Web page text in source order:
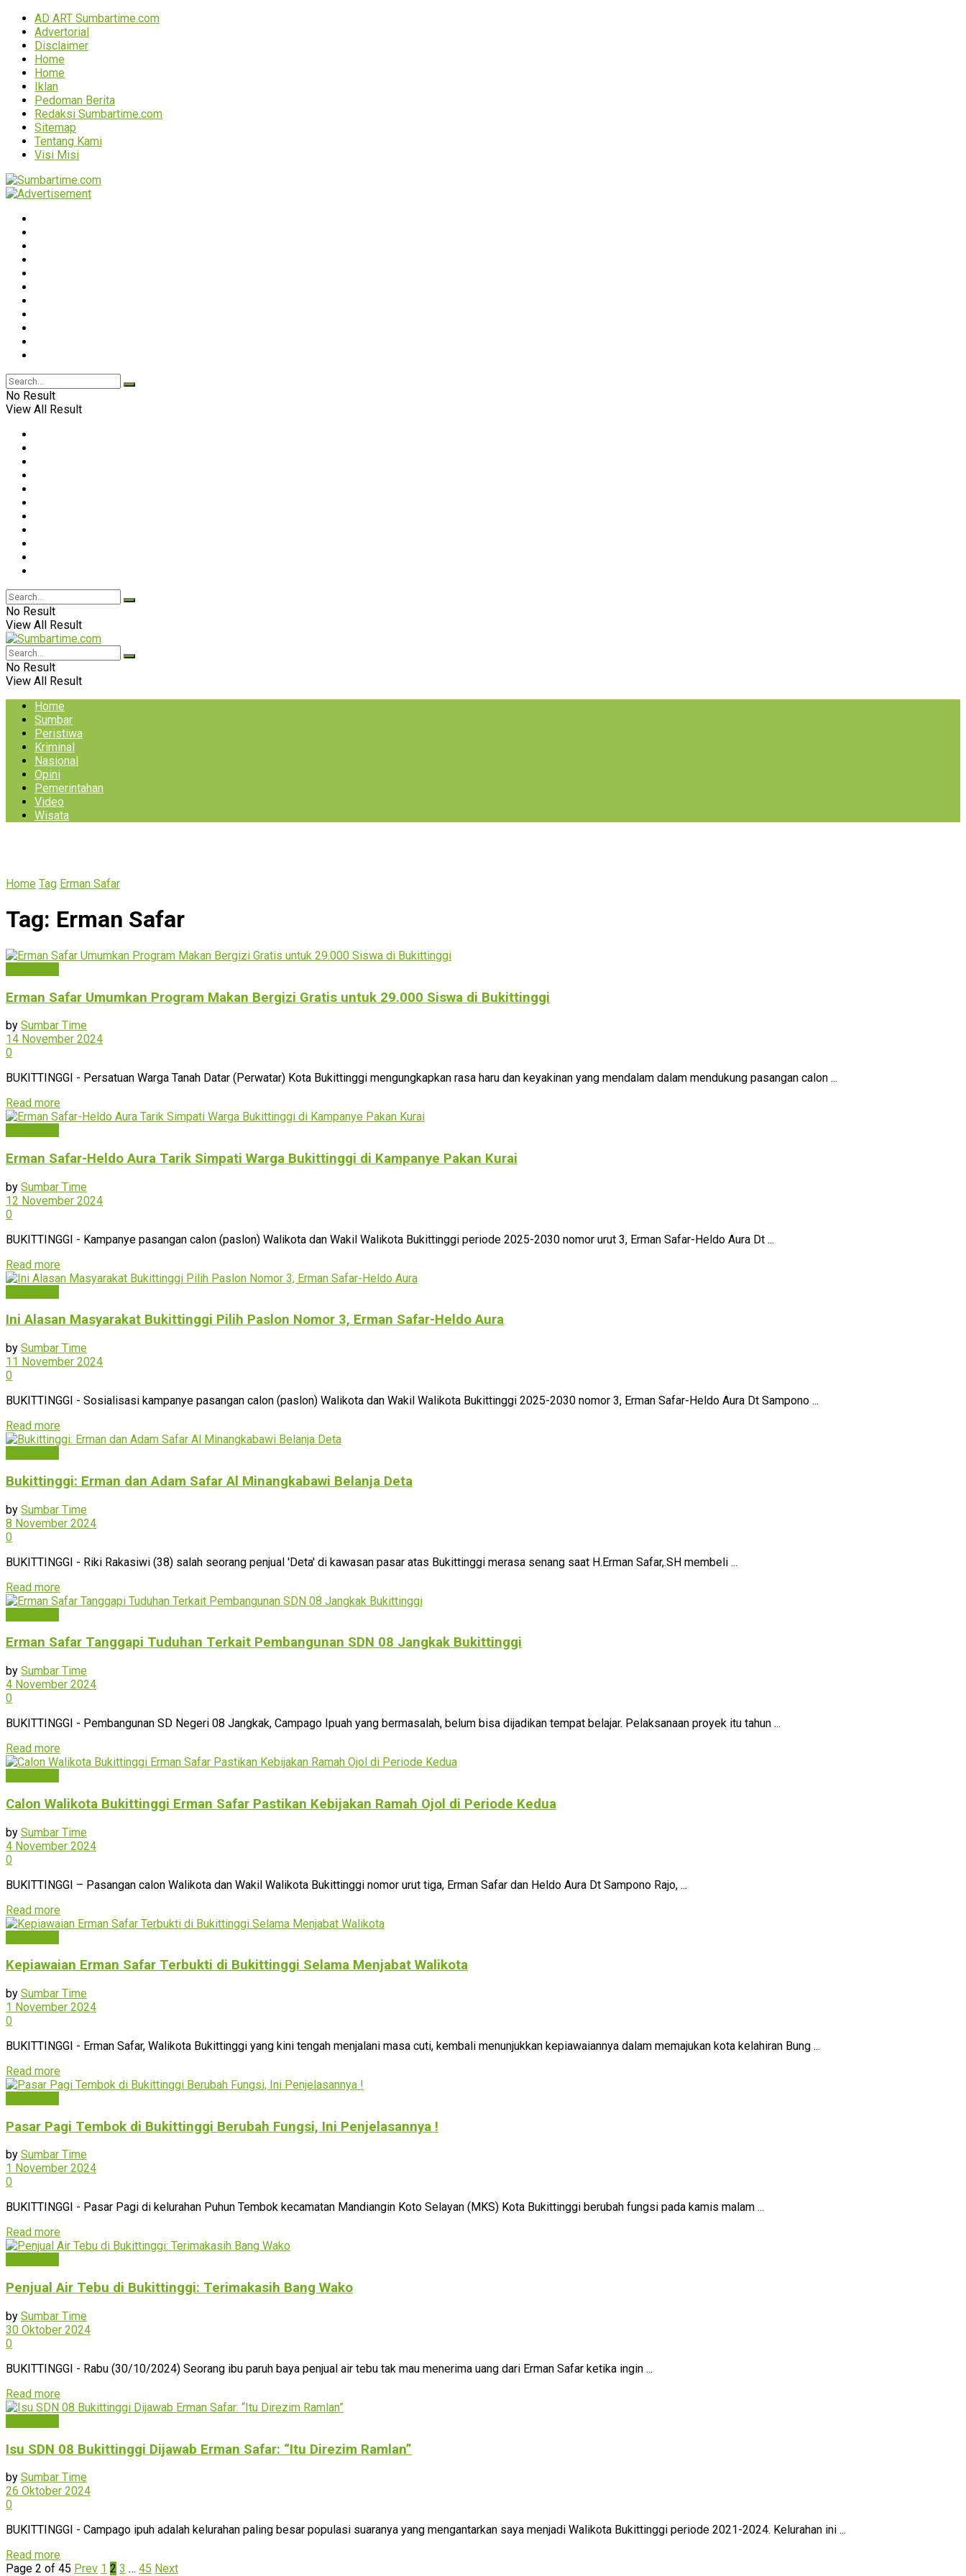
AD ART Sumbartime.com
Advertorial
Disclaimer
Home
Home
Iklan
Pedoman Berita
Redaksi Sumbartime.com
Sitemap
Tentang Kami
Visi Misi
No Result
View All Result
No Result
View All Result
No Result
View All Result
Home
Sumbar
Peristiwa
Kriminal
Nasional
Opini
Pemerintahan
Video
Wisata
Home Tag Erman Safar
Tag: Erman Safar
Erman Safar Umumkan Program Makan Bergizi Gratis untuk 29.000 Siswa di Bukittinggi
by Sumbar Time
14 November 2024
0
BUKITTINGGI - Persatuan Warga Tanah Datar (Perwatar) Kota Bukittinggi mengungkapkan rasa haru dan keyakinan yang mendalam dalam mendukung pasangan calon ...
Read more
Erman Safar-Heldo Aura Tarik Simpati Warga Bukittinggi di Kampanye Pakan Kurai
by Sumbar Time
12 November 2024
0
BUKITTINGGI - Kampanye pasangan calon (paslon) Walikota dan Wakil Walikota Bukittinggi periode 2025-2030 nomor urut 3, Erman Safar-Heldo Aura Dt ...
Read more
Ini Alasan Masyarakat Bukittinggi Pilih Paslon Nomor 3, Erman Safar-Heldo Aura
by Sumbar Time
11 November 2024
0
BUKITTINGGI - Sosialisasi kampanye pasangan calon (paslon) Walikota dan Wakil Walikota Bukittinggi 2025-2030 nomor 3, Erman Safar-Heldo Aura Dt Sampono ...
Read more
Bukittinggi: Erman dan Adam Safar Al Minangkabawi Belanja Deta
by Sumbar Time
8 November 2024
0
BUKITTINGGI - Riki Rakasiwi (38) salah seorang penjual 'Deta' di kawasan pasar atas Bukittinggi merasa senang saat H.Erman Safar,.SH membeli ...
Read more
Erman Safar Tanggapi Tuduhan Terkait Pembangunan SDN 08 Jangkak Bukittinggi
by Sumbar Time
4 November 2024
0
BUKITTINGGI - Pembangunan SD Negeri 08 Jangkak, Campago Ipuah yang bermasalah, belum bisa dijadikan tempat belajar. Pelaksanaan proyek itu tahun ...
Read more
Calon Walikota Bukittinggi Erman Safar Pastikan Kebijakan Ramah Ojol di Periode Kedua
by Sumbar Time
4 November 2024
0
BUKITTINGGI – Pasangan calon Walikota dan Wakil Walikota Bukittinggi nomor urut tiga, Erman Safar dan Heldo Aura Dt Sampono Rajo, ...
Read more
Kepiawaian Erman Safar Terbukti di Bukittinggi Selama Menjabat Walikota
by Sumbar Time
1 November 2024
0
BUKITTINGGI - Erman Safar, Walikota Bukittinggi yang kini tengah menjalani masa cuti, kembali menunjukkan kepiawaiannya dalam memajukan kota kelahiran Bung ...
Read more
Pasar Pagi Tembok di Bukittinggi Berubah Fungsi, Ini Penjelasannya !
by Sumbar Time
1 November 2024
0
BUKITTINGGI - Pasar Pagi di kelurahan Puhun Tembok kecamatan Mandiangin Koto Selayan (MKS) Kota Bukittinggi berubah fungsi pada kamis malam ...
Read more
Penjual Air Tebu di Bukittinggi: Terimakasih Bang Wako
by Sumbar Time
30 Oktober 2024
0
BUKITTINGGI - Rabu (30/10/2024) Seorang ibu paruh baya penjual air tebu tak mau menerima uang dari Erman Safar ketika ingin ...
Read more
Isu SDN 08 Bukittinggi Dijawab Erman Safar: “Itu Direzim Ramlan”
by Sumbar Time
26 Oktober 2024
0
BUKITTINGGI - Campago ipuh adalah kelurahan paling besar populasi suaranya yang mengantarkan saya menjadi Walikota Bukittinggi periode 2021-2024. Kelurahan ini ...
Read more
Page 2 of 45 Prev 1 2 3 … 45 Next